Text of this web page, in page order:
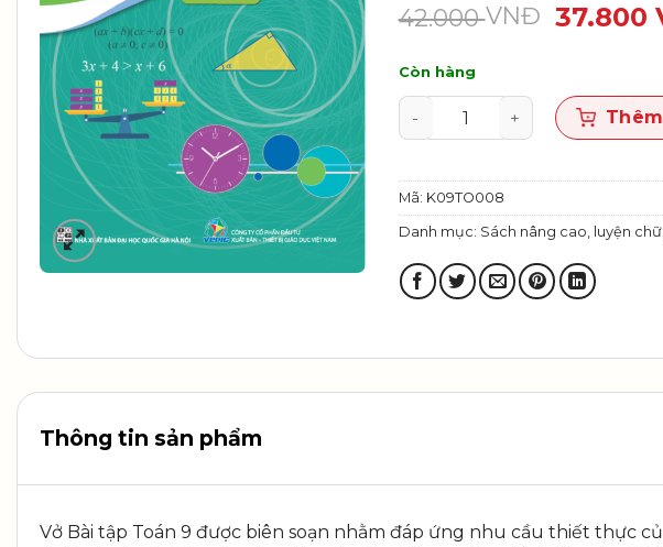
42.000VNĐ 37.800
Còn hàng
Vở bài tập Toán 9, tập một
Mã: K09TO008
Danh mục: Sách nâng cao, luyện
Thông tin sản phẩm
Vở Bài tập Toán 9 được biên soạn nhằm đáp ứng nhu cầu thiết thực